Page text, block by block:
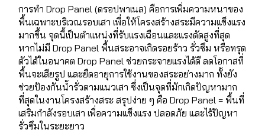
การทำ Drop Panel (ดรอปพาเนล) คือการเพิ่มความหนาของ
พื้นเฉพาะบริเวณรอบเสา เพื่อให้โครงสร้างสระมีความแข็งแรง
มากขึ้น จุดนี้เป็นตำแหน่งที่รับแรงเฉือนและแรงดัดสูงที่สุด
หากไม่มี Drop Panel พื้นสระอาจเกิดรอยร้าว รั่วซึม หรือทรุด
ตัวได้ในอนาคต Drop Panel ช่วยกระจายแรงได้ดี ลดโอกาสที่
พื้นจะเสียรูป และยืดอายุการใช้งานของสระอย่างมาก ทั้งยัง
ช่วยป้องกันน้ำรั่วตามแนวเสา ซึ่งเป็นจุดที่มักเกิดปัญหามาก
ที่สุดในงานโครงสร้างสระ สรุปง่าย ๆ คือ Drop Panel = พื้นที่
เสริมกำลังรอบเสา เพื่อความแข็งแรง ปลอดภัย และไร้ปัญหา
รั่วซึมในระยะยาว